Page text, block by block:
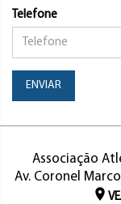
Telefone
ENVIAR
Associação
Av. Coronel